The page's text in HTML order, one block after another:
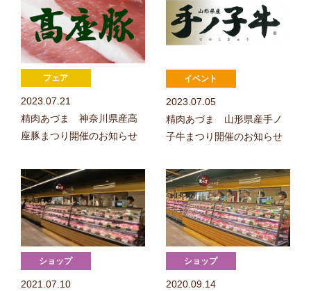
2023.07.21
精肉あづま 神奈川県産高
座豚まつり開催のお知らせ
2023.07.05
精肉あづま 山形県産手ノ
子牛まつり開催のお知らせ
2021.07.10
2020.09.14